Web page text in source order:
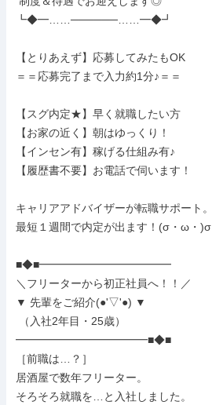
┗◆━……──────……━◆┛
【とりあえず】応募してみたもOK
＝＝応募完了まで入力約1分♪＝＝
【スグ内定★】早く就職したい方
【お家の近く】朝はゆっくり！
【インセン有】稼げる仕組み有♪
【履歴書不要】お電話で伺います！
キャリアアドバイザーが転職サポート。
最短１週間で内定が出ます！(σ・ω・)σ
■◆■━━━━━━━━━━━━
＼フリーターから初正社員へ！！／
▼ 先輩をご紹介(●'▽'●) ▼
━━━━━━━━━━━━■◆■
［前職は…？］
居酒屋で数年フリーター。
そろそろ就職を…と入社しました。